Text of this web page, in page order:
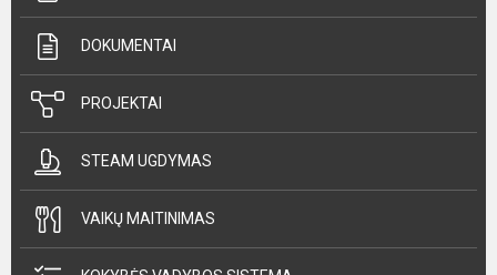
DOKUMENTAI
PROJEKTAI
STEAM UGDYMAS
VAIKŲ MAITINIMAS